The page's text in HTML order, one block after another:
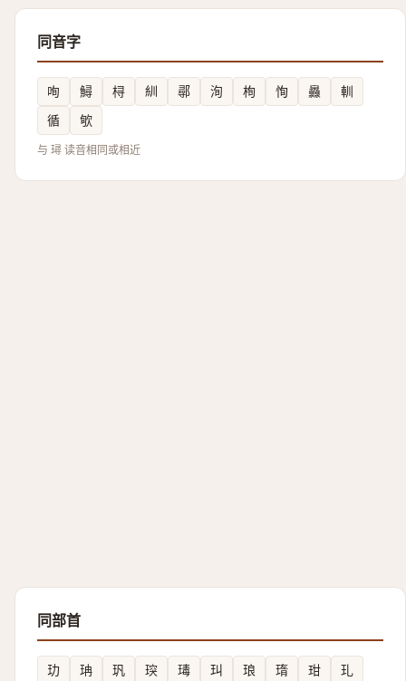
同音字
咰 鱘 桪 紃 鄩 洵 栒 恂 灥
䡅
循
㰬
与 璕 读音相同或相近
同部首
玏 珃 㺬 㻠 瑇 㺩 琅 㻟 玵
玌